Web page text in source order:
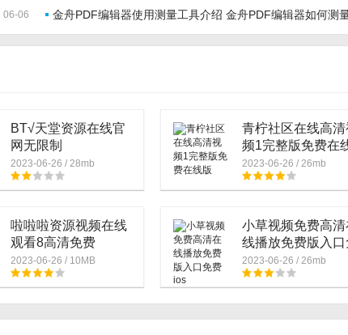
具位置在哪里
06-06
金舟PDF编辑器使用测量工具介绍 金舟PDF编辑器如何测
图片面积
BT√天堂资源在线官
网无限制
2023-06-26 / 28mb
青柠社区在线高清
频1完整版免费在
2023-06-26 / 26mb
啦啦啦资源视频在线
观看8高清免费
2023-06-26 / 10MB
小草视频免费高清
线播放免费版入口
费ios
2023-06-26 / 26mb